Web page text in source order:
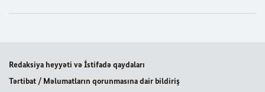
Redaksiya heyyəti və İstifadə qaydaları
Tərtibat / Məlumatların qorunmasına dair bildiriş